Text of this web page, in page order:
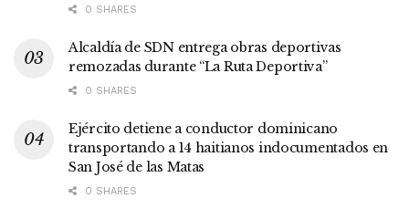
0 SHARES
Alcaldía de SDN entrega obras deportivas
remozadas durante “La Ruta Deportiva”
0 SHARES
Ejército detiene a conductor dominicano
transportando a 14 haitianos indocumentados en
San José de las Matas
0 SHARES